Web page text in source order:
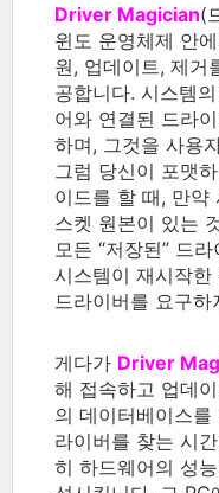
Driver Magician(
윈도 운영체제 안
원, 업데이트, 제거
공합니다. 시스템
어와 연결된 드라
하며, 그것을 사용
그럼 당신이 포맷
이드를 할 때, 만약
스켓 원본이 있는
모든 “저장된” 드
시스템이 재시작한
드라이버를 요구
게다가 Driver
해 접속하고 업데
의 데이터베이스
라이버를 찾는 시
히 하드웨어의 성